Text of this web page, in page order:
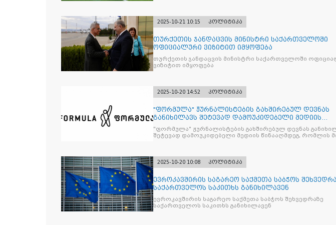
2025-10-21 10:15 პოლიტიკა
თურქეთის ჯანდაცვის მინისტრი საქართველოში
ოფიციალური ვიზიტით იმყოფება
თურქეთის ჯანდაცვის მინისტრი საქართველოში
ვიზიტით იმყოფება
2025-10-20 14:52 პოლიტიკა
"ფორმულა" ჟურნალისტების გახშირებულ დევნას
განიხილავს შეტევად დამოუკიდებელი მედიის
წინააღმდ
"ფორმულა" ჟურნალისტების გახშირებულ დევნას
შეტევად დამოუკიდებელი მედიის წინააღმდეგ, რომლის
2025-10-20 10:08 პოლიტიკა
ევროკავშირის საგარეო საქმეთა საბჭოს
საქართველოს საკითხს განიხილავენ
ევროკავშირის საგარეო საქმეთა საბჭოს შეხვედრაზე
საქართველოს საკითხს განიხილავენ